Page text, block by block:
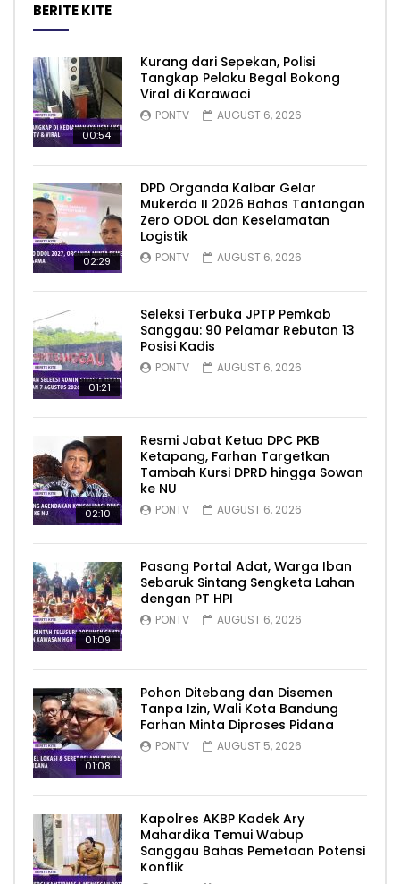
BERITE KITE
00:54
Kurang dari Sepekan, Polisi
Tangkap Pelaku Begal Bokong
Viral di Karawaci
PONTV AUGUST 6, 2026
02:29
DPD Organda Kalbar Gelar
Mukerda II 2026 Bahas Tantangan
Zero ODOL dan Keselamatan
Logistik
PONTV AUGUST 6, 2026
01:21
Seleksi Terbuka JPTP Pemkab
Sanggau: 90 Pelamar Rebutan 13
Posisi Kadis
PONTV AUGUST 6, 2026
02:10
Resmi Jabat Ketua DPC PKB
Ketapang, Farhan Targetkan
Tambah Kursi DPRD hingga Sowan
ke NU
PONTV AUGUST 6, 2026
01:09
Pasang Portal Adat, Warga Iban
Sebaruk Sintang Sengketa Lahan
dengan PT HPI
PONTV AUGUST 6, 2026
01:08
Pohon Ditebang dan Disemen
Tanpa Izin, Wali Kota Bandung
Farhan Minta Diproses Pidana
PONTV AUGUST 5, 2026
Kapolres AKBP Kadek Ary
Mahardika Temui Wabup
Sanggau Bahas Pemetaan Potensi
Konflik